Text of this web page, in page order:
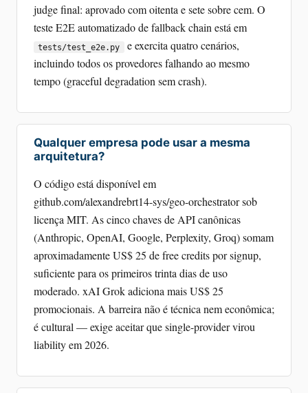
judge final: aprovado com oitenta e sete sobre cem. O
teste E2E automatizado de fallback chain está em
tests/test_e2e.py
e exercita quatro cenários,
incluindo todos os provedores falhando ao mesmo
tempo (graceful degradation sem crash).
Qualquer empresa pode usar a mesma
arquitetura?
O código está disponível em
github.com/alexandrebrt14-sys/geo-orchestrator sob
licença MIT. As cinco chaves de API canônicas
(Anthropic, OpenAI, Google, Perplexity, Groq) somam
aproximadamente US$ 25 de free credits por signup,
suficiente para os primeiros trinta dias de uso
moderado. xAI Grok adiciona mais US$ 25
promocionais. A barreira não é técnica nem econômica;
é cultural — exige aceitar que single-provider virou
liability em 2026.